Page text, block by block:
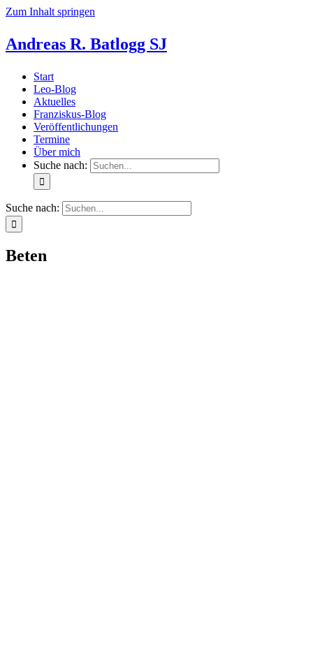
Zum Inhalt springen
Andreas R. Batlogg SJ
Start
Leo-Blog
Aktuelles
Franziskus-Blog
Veröffentlichungen
Termine
Über mich
Suche nach:
Suche nach:
Beten